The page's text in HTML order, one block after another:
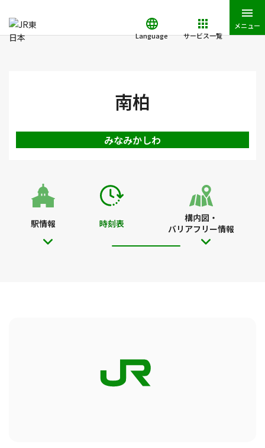
Language サービス一覧
メニュー
南柏
みなみかしわ
駅情報 時刻表
構内図・
バリアフリー情報